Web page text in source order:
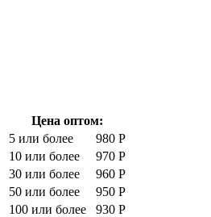
Цена оптом:
5 или более
980 Р
10 или более
970 Р
30 или более
960 Р
50 или более
950 Р
100 или более
930 Р